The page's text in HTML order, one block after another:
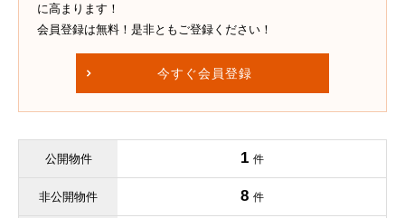
に高まります！
会員登録は無料！是非ともご登録ください！
今すぐ会員登録
公開物件 1 件
非公開物件 8 件